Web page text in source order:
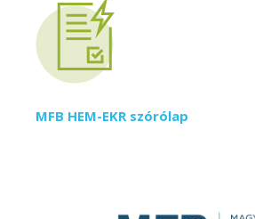
MFB HEM-EKR szórólap